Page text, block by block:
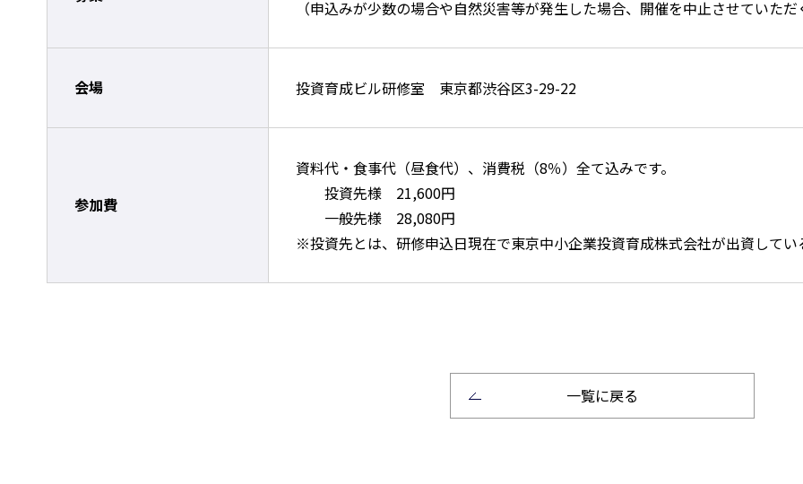
（申込みが少数の場合や自然災害等が発生した場合、開催を中止させていた
会場 投資育成ビル研修室 東京都渋谷区3-29-22
参加費
資料代・食事代（昼食代）、消費税（8％）全て込みです。
投資先様 21,600円
一般先様 28,080円
※投資先とは、研修申込日現在で東京中小企業投資育成株式会社が出資してい
一覧に戻る